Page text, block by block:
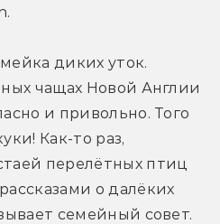
диких уток.
чащах Новой Англии
и привольно. Того
Как-то раз,
перелётных птиц
о далёких
семейный совет.